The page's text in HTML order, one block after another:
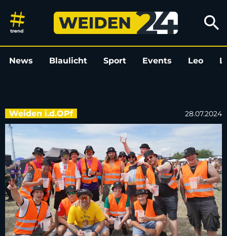
„Mallorca Sommer Festival” in
search
News Blaulicht Sport Events Leo
Weiden i.d.OPf 28.07.2024